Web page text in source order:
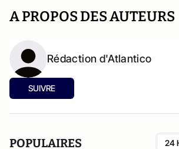
A PROPOS DES AUTEURS
Rédaction d'Atlantico
SUIVRE
POPULAIRES 24